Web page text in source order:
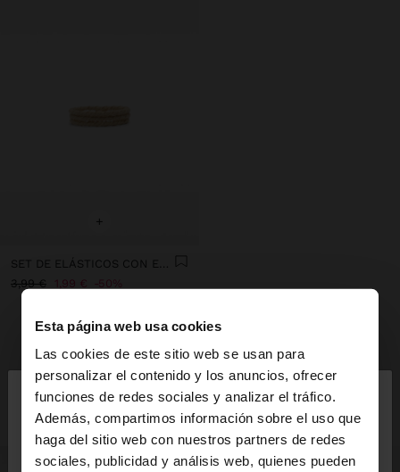
Esta página web usa cookies
Las cookies de este sitio web se usan para
personalizar el contenido y los anuncios, ofrecer
funciones de redes sociales y analizar el tráfico.
Además, compartimos información sobre el uso que
haga del sitio web con nuestros partners de redes
sociales, publicidad y análisis web, quienes pueden
hola
Estás accediendo a la web de España. ¿Quieres ir a
la web de United States?
+
SET DE ELÁSTICOS CON EFECTO TORCIDO
3,99 € 1,99 € 50%
Descubre nuevas ideas de styling y
explora nuestra nueva colección.